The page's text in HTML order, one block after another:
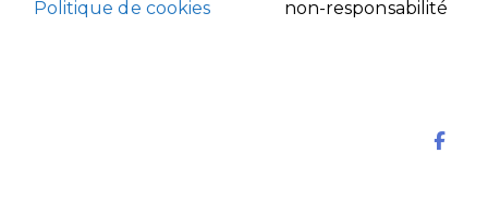
Politique de cookies
non-responsabilité